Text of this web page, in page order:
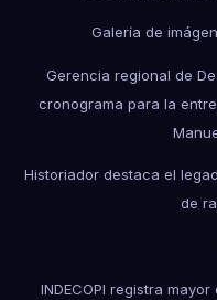
Galería de
Gerencia regional de
cronograma para la
Historiador destaca el
de
INDECOPI registra